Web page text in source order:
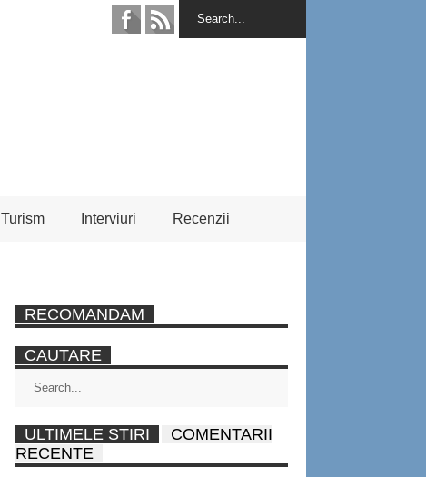
Turism Interviuri Recenzii
RECOMANDAM
CAUTARE
ULTIMELE STIRI
COMENTARII
RECENTE